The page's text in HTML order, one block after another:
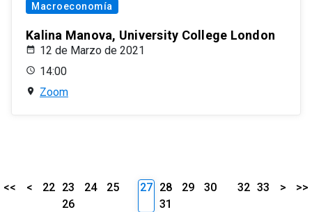
Macroeconomía
Kalina Manova, University College London
12 de Marzo de 2021
14:00
Zoom
<< < 22 23 24
25
26
27 28 29
30
31
32 33 > >>